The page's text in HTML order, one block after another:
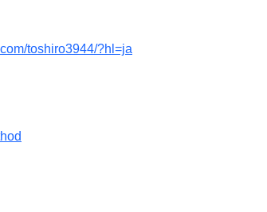
toshiro3944/?hl=ja